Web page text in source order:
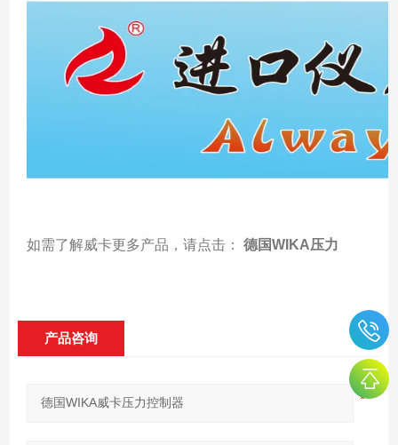
如需了解威卡更多产品，请点击： 德国WIKA压力
产品咨询